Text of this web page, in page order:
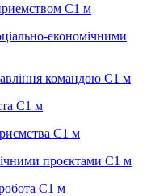
С1 м
економічними
командою С1 м
С1 м
С1 м
проєктами С1 м
С1 м